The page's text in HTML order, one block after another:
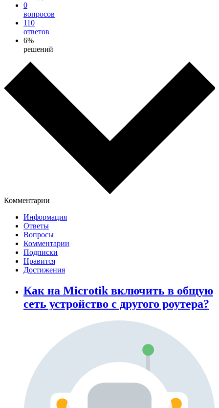
0
вопросов
110
ответов
6%
решений
Комментарии
Информация
Ответы
Вопросы
Комментарии
Подписки
Нравится
Достижения
Как на Microtik включить в общую
сеть устройство с другого роутера?